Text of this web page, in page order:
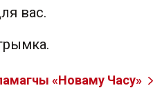
вас.
«Новаму Часу»